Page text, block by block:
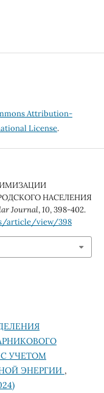
Attribution-
License.
НАСЕЛЕНИЯ
Journal,10, 398-402.
article/view/398
УЧЕТОМ
ЭНЕРГИИ ,